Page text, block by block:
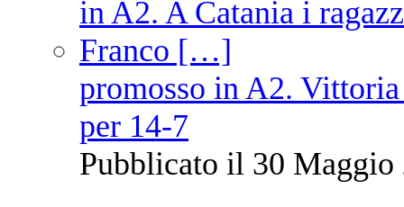
promosso in A2.
per 14-7
Pubblicato il 30 Maggio